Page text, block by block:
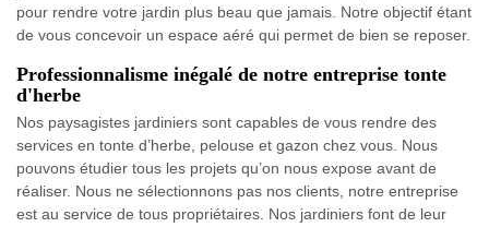
pour rendre votre jardin plus beau que jamais. Notre objectif étant
de vous concevoir un espace aéré qui permet de bien se reposer.
Professionnalisme inégalé de notre entreprise tonte
d'herbe
Nos paysagistes jardiniers sont capables de vous rendre des
services en tonte d’herbe, pelouse et gazon chez vous. Nous
pouvons étudier tous les projets qu’on nous expose avant de
réaliser. Nous ne sélectionnons pas nos clients, notre entreprise
est au service de tous propriétaires. Nos jardiniers font de leur